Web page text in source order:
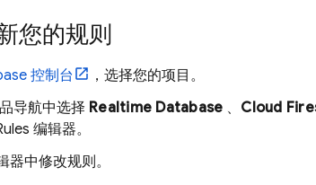
您的规则
控制台
，选择您的项目。
导航中选择 Realtime Database 、 Cloud
编辑器。
器中修改规则。